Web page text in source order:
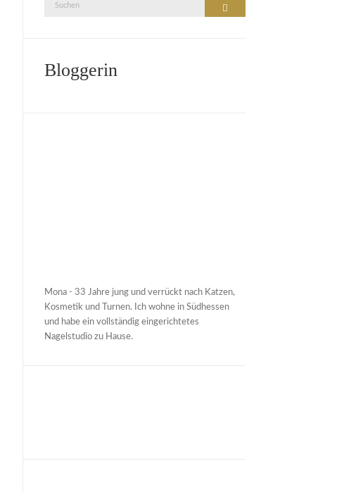
Suchen
Bloggerin
Mona - 33 Jahre jung und verrückt nach Katzen,
Kosmetik und Turnen. Ich wohne in Südhessen
und habe ein vollständig eingerichtetes
Nagelstudio zu Hause.